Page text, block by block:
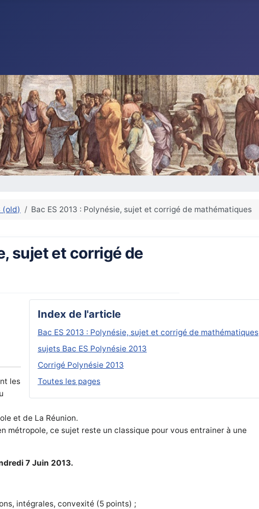
(old) Bac ES 2013 : Polynésie, sujet et corrigé de mathématiques
sujet et corrigé de
Index de l'article
Bac ES 2013 : Polynésie, sujet et corrigé de mathématiques
sujets Bac ES Polynésie 2013
Corrigé Polynésie 2013
Toutes les pages
les
et de La Réunion.
métropole, ce sujet reste un classique pour vous entrainer à une
7 Juin 2013.
intégrales, convexité (5 points) ;